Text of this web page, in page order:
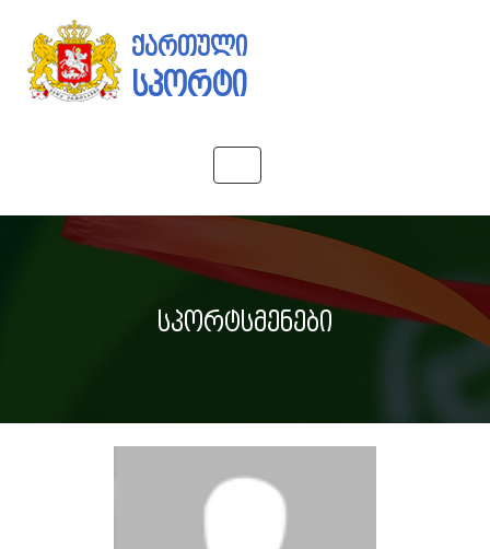
ქართული
სპორტი
navigation
სპორტსმენები